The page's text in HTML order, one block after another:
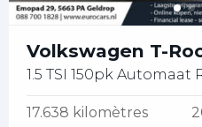
Volkswagen T-
1.5 TSI 150pk Automaat
17.638 kilomètres